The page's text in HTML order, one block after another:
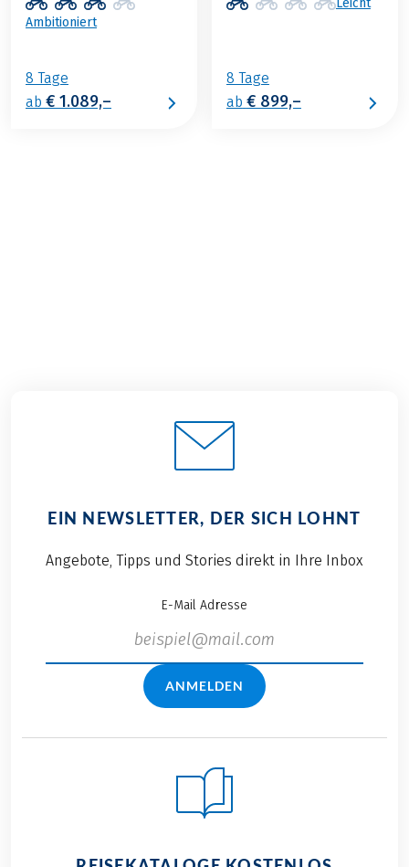
Ambitioniert
8 Tage
ab € 1.089,–
Leicht
8 Tage
ab € 899,–
EIN NEWSLETTER, DER SICH LOHNT
Angebote, Tipps und Stories direkt in Ihre Inbox
E-Mail Adresse
ANMELDEN